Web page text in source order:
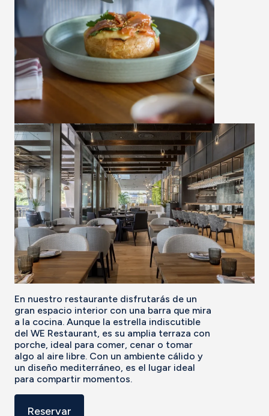
En nuestro restaurante disfrutarás de un
gran espacio interior con una barra que mira
a la cocina. Aunque la estrella indiscutible
del WE Restaurant, es su amplia terraza con
porche, ideal para comer, cenar o tomar
algo al aire libre. Con un ambiente cálido y
un diseño mediterráneo, es el lugar ideal
para compartir momentos.
Reservar